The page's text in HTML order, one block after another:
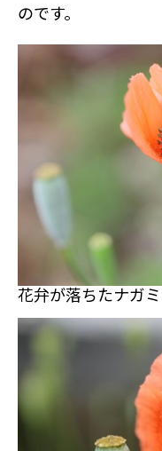
のです。
花弁が落ちたナガ